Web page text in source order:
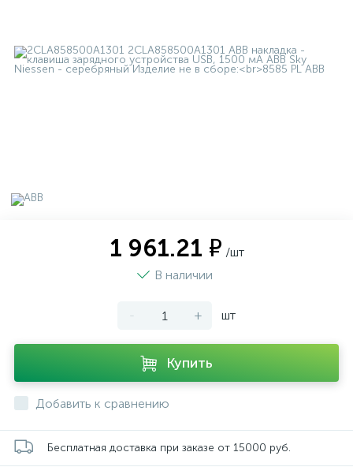
1 961.21 ₽ /шт
В наличии
- + шт
Купить
Добавить к сравнению
Бесплатная доставка при заказе от 15000 руб.